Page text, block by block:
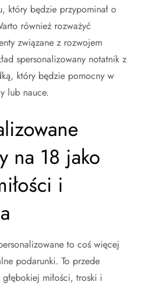
który będzie przypominał o
również rozważyć
związane z rozwojem
spersonalizowany notatnik z
który będzie pomocny w
lub nauce.
na 18 jako
i
to coś więcej
podarunki. To przede
miłości, troski i